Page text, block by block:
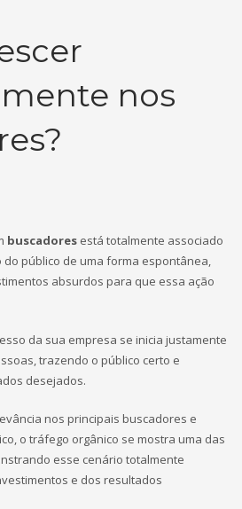
nos
buscadores está totalmente associado
do público de uma forma espontânea,
absurdos para que essa ação
da sua empresa se inicia justamente
trazendo o público certo e
desejados.
nos principais buscadores e
o tráfego orgânico se mostra uma das
esse cenário totalmente
e dos resultados